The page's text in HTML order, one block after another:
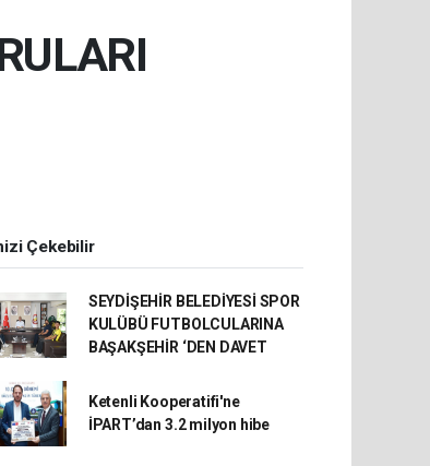
Çekebilir
SEYDİŞEHİR BELEDİYESİ SPOR
KULÜBÜ FUTBOLCULARINA
BAŞAKŞEHİR ‘DEN DAVET
Ketenli Kooperatifi'ne
İPART’dan 3.2 milyon hibe